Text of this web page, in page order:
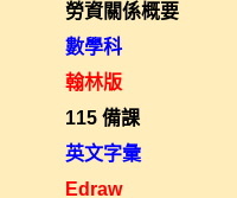
勞資關係概要
數學科
翰林版
115 備課
英文字彙
Edraw